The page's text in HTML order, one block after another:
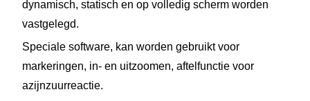
dynamisch, statisch en op volledig scherm worden
vastgelegd.
Speciale software, kan worden gebruikt voor
markeringen, in- en uitzoomen, aftelfunctie voor
azijnzuurreactie.